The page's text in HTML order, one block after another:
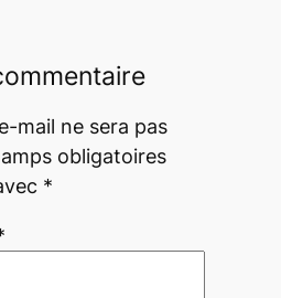
mail ne sera pas
obligatoires
*